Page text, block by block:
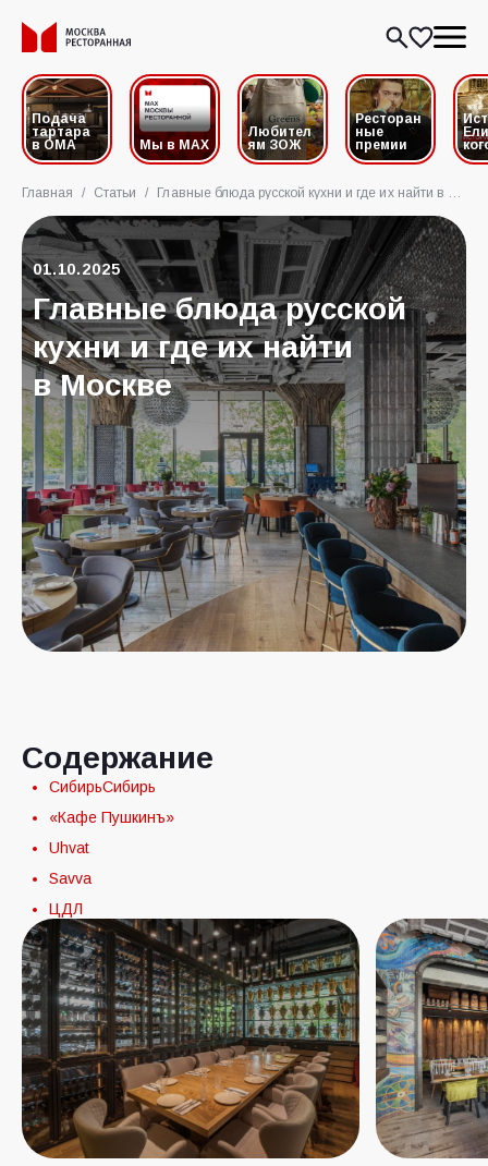
Подача
тартара
в ОМА
Мы в MAX
Любител
ям ЗОЖ
Ресторан
ные
премии
Главная / Статьи / Главные блюда русской кухни и где их найти в Москве
01.10.2025
Главные блюда русской
кухни и где их найти
в Москве
Содержание
СибирьСибирь
«Кафе Пушкинъ»
Uhvat
Savva
ЦДЛ